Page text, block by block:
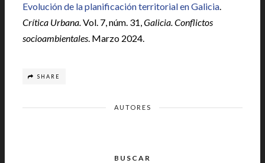
Evolución de la planificación territorial en Galicia.
Crítica Urbana.Vol. 7, núm. 31,Galicia. Conflictos
socioambientales. Marzo 2024.
SHARE
AUTORES
BUSCAR